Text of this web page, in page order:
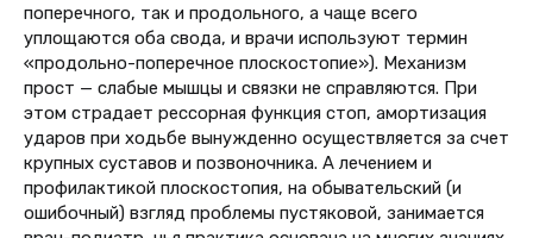
поперечного, так и продольного, а чаще всего
уплощаются оба свода, и врачи используют термин
«продольно-поперечное плоскостопие»). Механизм
прост — слабые мышцы и связки не справляются. При
этом страдает рессорная функция стоп, амортизация
ударов при ходьбе вынужденно осуществляется за счет
крупных суставов и позвоночника. А лечением и
профилактикой плоскостопия, на обывательский (и
ошибочный) взгляд проблемы пустяковой, занимается